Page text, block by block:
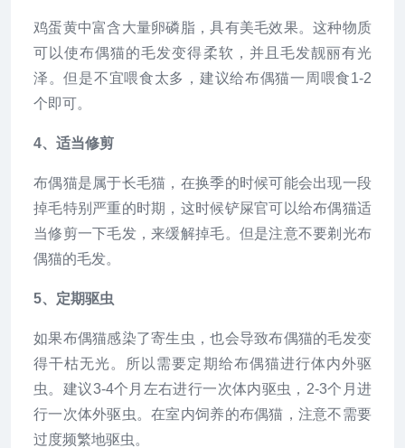
鸡蛋黄中富含大量卵磷脂，具有美毛效果。这种物质
可以使布偶猫的毛发变得柔软，并且毛发靓丽有光
泽。但是不宜喂食太多，建议给布偶猫一周喂食1-2
个即可。
4、适当修剪
布偶猫是属于长毛猫，在换季的时候可能会出现一段
掉毛特别严重的时期，这时候铲屎官可以给布偶猫适
当修剪一下毛发，来缓解掉毛。但是注意不要剃光布
偶猫的毛发。
5、定期驱虫
如果布偶猫感染了寄生虫，也会导致布偶猫的毛发变
得干枯无光。所以需要定期给布偶猫进行体内外驱
虫。建议3-4个月左右进行一次体内驱虫，2-3个月进
行一次体外驱虫。在室内饲养的布偶猫，注意不需要
过度频繁地驱虫。